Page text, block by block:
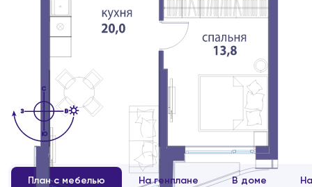
План с мебелью На генплане В доме